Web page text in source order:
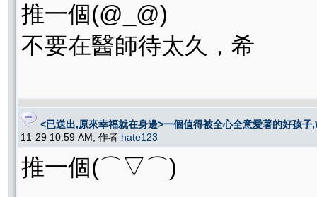
推一個(@_@)
不要在醫師待太久，希
<已送出,原來幸福就在身邊>一個值得被全心全意愛著的好孩
11-29 10:59 AM, 作者 hate123
推一個(⌒▽⌒)